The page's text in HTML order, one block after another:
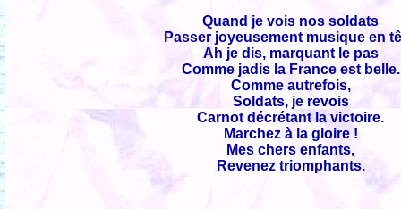
Quand je vois nos soldats
Passer joyeusement musique en
Ah je dis, marquant le pas
Comme jadis la France est belle.
Comme autrefois,
Soldats, je revois
Carnot décrétant la victoire.
Marchez à la gloire !
Mes chers enfants,
Revenez triomphants.